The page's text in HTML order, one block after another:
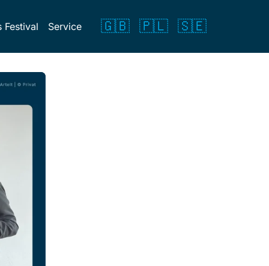
Festival Service 🇬🇧 🇵🇱 🇸🇪